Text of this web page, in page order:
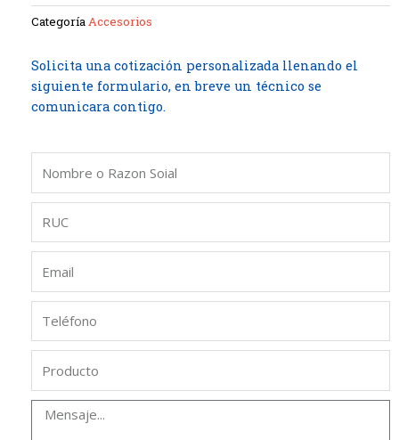
CategoríaAccesorios
Solicita una cotización personalizada llenando el
siguiente formulario, en breve un técnico se
comunicara contigo.